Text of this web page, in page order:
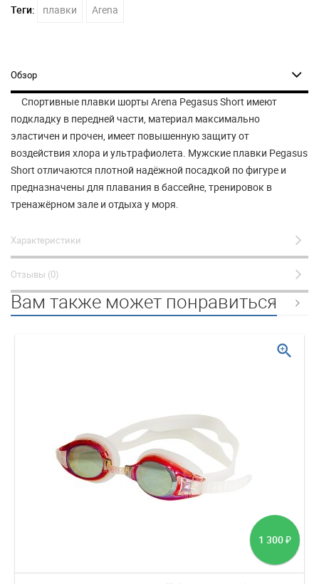
Теги: плавки Arena
Обзор
Спортивные плавки шорты Arena Pegasus Short имеют
подкладку в передней части, материал максимально
эластичен и прочен, имеет повышенную защиту от
воздействия хлора и ультрафиолета. Мужские плавки Pegasus
Short отличаются плотной надёжной посадкой по фигуре и
предназначены для плавания в бассейне, тренировок в
тренажёрном зале и отдыха у моря.
Характеристики
Отзывы (0)
Вам также может понравиться
1 300 ₽
zoom_in